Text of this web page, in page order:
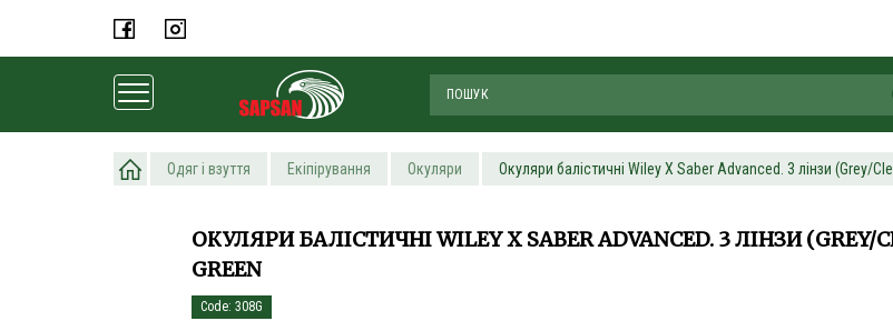
Одяг і взуття Екіпірування Окуляри Окуляри балістичні Wiley X Saber Advanced. 3 лінзи (Grey/
ОКУЛЯРИ БАЛІСТИЧНІ WILEY X SABER ADVANCED. 3 ЛІНЗИ (GREY/
GREEN
Code: 308G